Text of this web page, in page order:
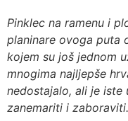
Pinklec na ramenu i
planinare ovoga puta
kojem su još jednom
mnogima najljepše
nedostajalo, ali je
zanemariti i zaboraviti.